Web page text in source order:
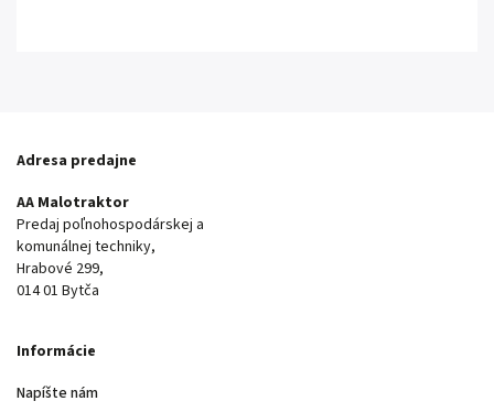
Adresa predajne
AA Malotraktor
Predaj poľnohospodárskej a
komunálnej techniky,
Hrabové 299,
014 01 Bytča
Informácie
Napíšte nám